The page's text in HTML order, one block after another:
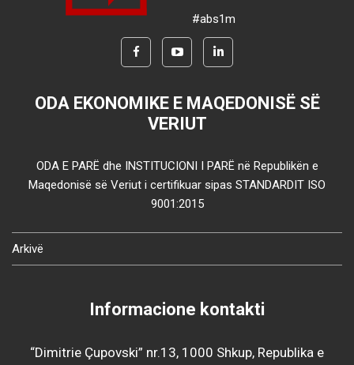
#abs1m
ODA EKONOMIKE E MAQEDONISË SË
VERIUT
ODA E PARË dhe INSTITUCIONI I PARË në Republikën e
Maqedonisë së Veriut i certifikuar sipas STANDARDIT ISO
9001:2015
Arkivë
Informacione kontakti
“Dimitrie Çupovski” nr.13, 1000 Shkup, Republika e